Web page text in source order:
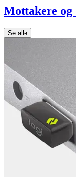
Mottakere og
Se alle